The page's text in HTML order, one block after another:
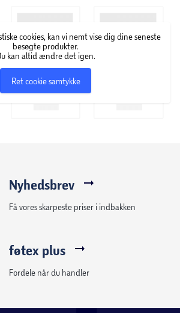
åbning
specielle flatlocksømme for at
cookies, kan vi nemt vise dig dine seneste
besøgte produkter.
kan altid ændre det igen.
Ret cookie samtykke
Nyhedsbrev
Få vores skarpeste priser i indbakken
føtex plus
Fordele når du handler